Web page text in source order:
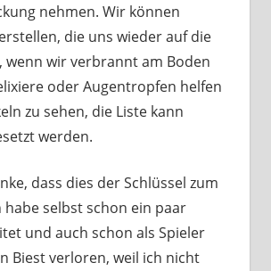
nehmen. Wir können
die uns wieder auf die
wenn wir verbrannt am Boden
oder Augentropfen helfen
zu sehen, die Liste kann
werden.
dass dies der Schlüssel zum
habe selbst schon ein paar
und auch schon als Spieler
Biest verloren, weil ich nicht